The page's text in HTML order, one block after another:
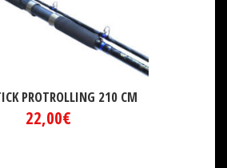
PROTROLLING 210 CM
22,00€